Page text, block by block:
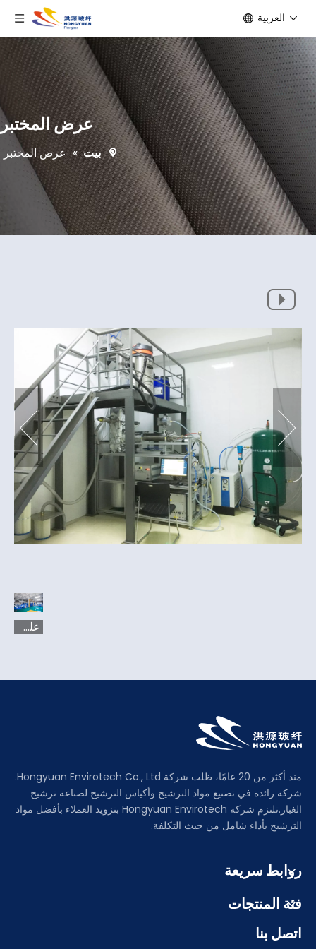
العربية
عرض المختبر
بيت » عرض المختبر
على أطلس
منذ أكثر من 20 عامًا، ظلت شركة Hongyuan Envirotech Co., Ltd.
شركة رائدة في تصنيع مواد الترشيح وأكياس الترشيح لصناعة ترشيح
الغبار.تلتزم شركة Hongyuan Envirotech بتزويد العملاء بأفضل مواد
الترشيح بأداء شامل من حيث التكلفة.
روابط سريعة
فئة المنتجات
اتصل بنا